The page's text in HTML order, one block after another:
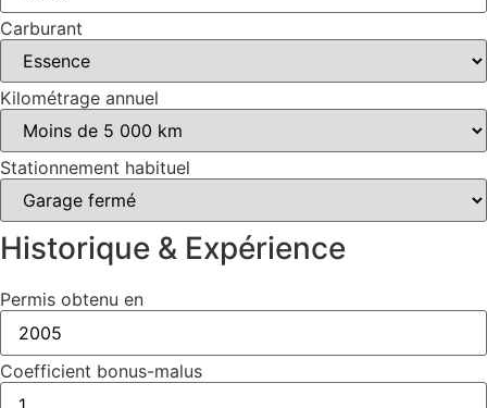
Carburant
Kilométrage annuel
Stationnement habituel
Historique & Expérience
Permis obtenu en
Coefficient bonus-malus